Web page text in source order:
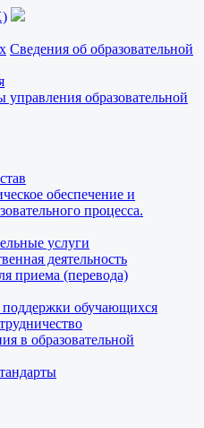
Сведения об образовательной
управления образовательной
обеспечение и
процесса.
услуги
деятельность
приема (перевода)
обучающихся
в образовательной